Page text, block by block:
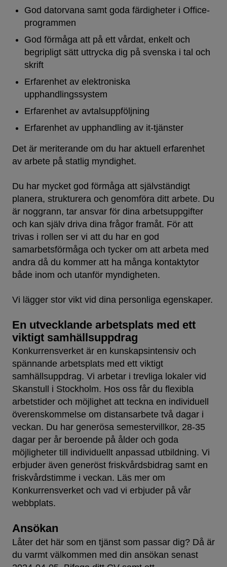
God datorvana samt goda färdigheter i Office-
programmen
God förmåga att på ett vårdat, enkelt och
begripligt sätt uttrycka dig på svenska i tal och
skrift
Erfarenhet av elektroniska
upphandlingssystem
Erfarenhet av avtalsuppföljning
Erfarenhet av upphandling av it-tjänster
Det är meriterande om du har aktuell erfarenhet
av arbete på statlig myndighet.
Du har mycket god förmåga att självständigt
planera, strukturera och genomföra ditt arbete. Du
är noggrann, tar ansvar för dina arbetsuppgifter
och kan själv driva dina frågor framåt. För att
trivas i rollen ser vi att du har en god
samarbetsförmåga och tycker om att arbeta med
andra då du kommer att ha många kontaktytor
både inom och utanför myndigheten.
Vi lägger stor vikt vid dina personliga egenskaper.
En utvecklande arbetsplats med ett
viktigt samhällsuppdrag
Konkurrensverket är en kunskapsintensiv och
spännande arbetsplats med ett viktigt
samhällsuppdrag. Vi arbetar i trevliga lokaler vid
Skanstull i Stockholm. Hos oss får du flexibla
arbetstider och möjlighet att teckna en individuell
överenskommelse om distansarbete två dagar i
veckan. Du har generösa semestervillkor, 28-35
dagar per år beroende på ålder och goda
möjligheter till individuellt anpassad utbildning. Vi
erbjuder även generöst friskvårdsbidrag samt en
friskvårdstimme i veckan. Läs mer om
Konkurrensverket och vad vi erbjuder på vår
webbplats.
Ansökan
Låter det här som en tjänst som passar dig? Då är
du varmt välkommen med din ansökan senast